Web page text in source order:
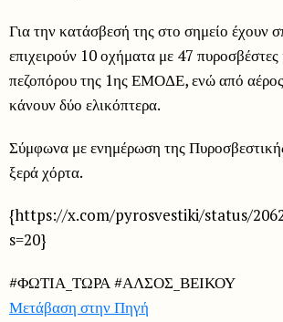
Για την κατάσβεσή της στο σημείο έχουν
επιχειρούν 10 οχήματα με 47
πεζοπόρου της 1ης ΕΜΟΔΕ, ενώ από αέρος
κάνουν δύο ελικόπτερα.
Σύμφωνα με ενημέρωση της
ξερά χόρτα.
{https://x.com/pyrosvestiki/status/
s=20}
#ΦΩΤΙΑ_ΤΩΡΑ #ΑΛΣΟΣ_ΒΕΙΚΟΥ
Μετάβαση στην Πηγή